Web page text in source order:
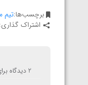
برچسب‌ها:تیم
اشتراک گذاری:
2 دیدگاه برای “